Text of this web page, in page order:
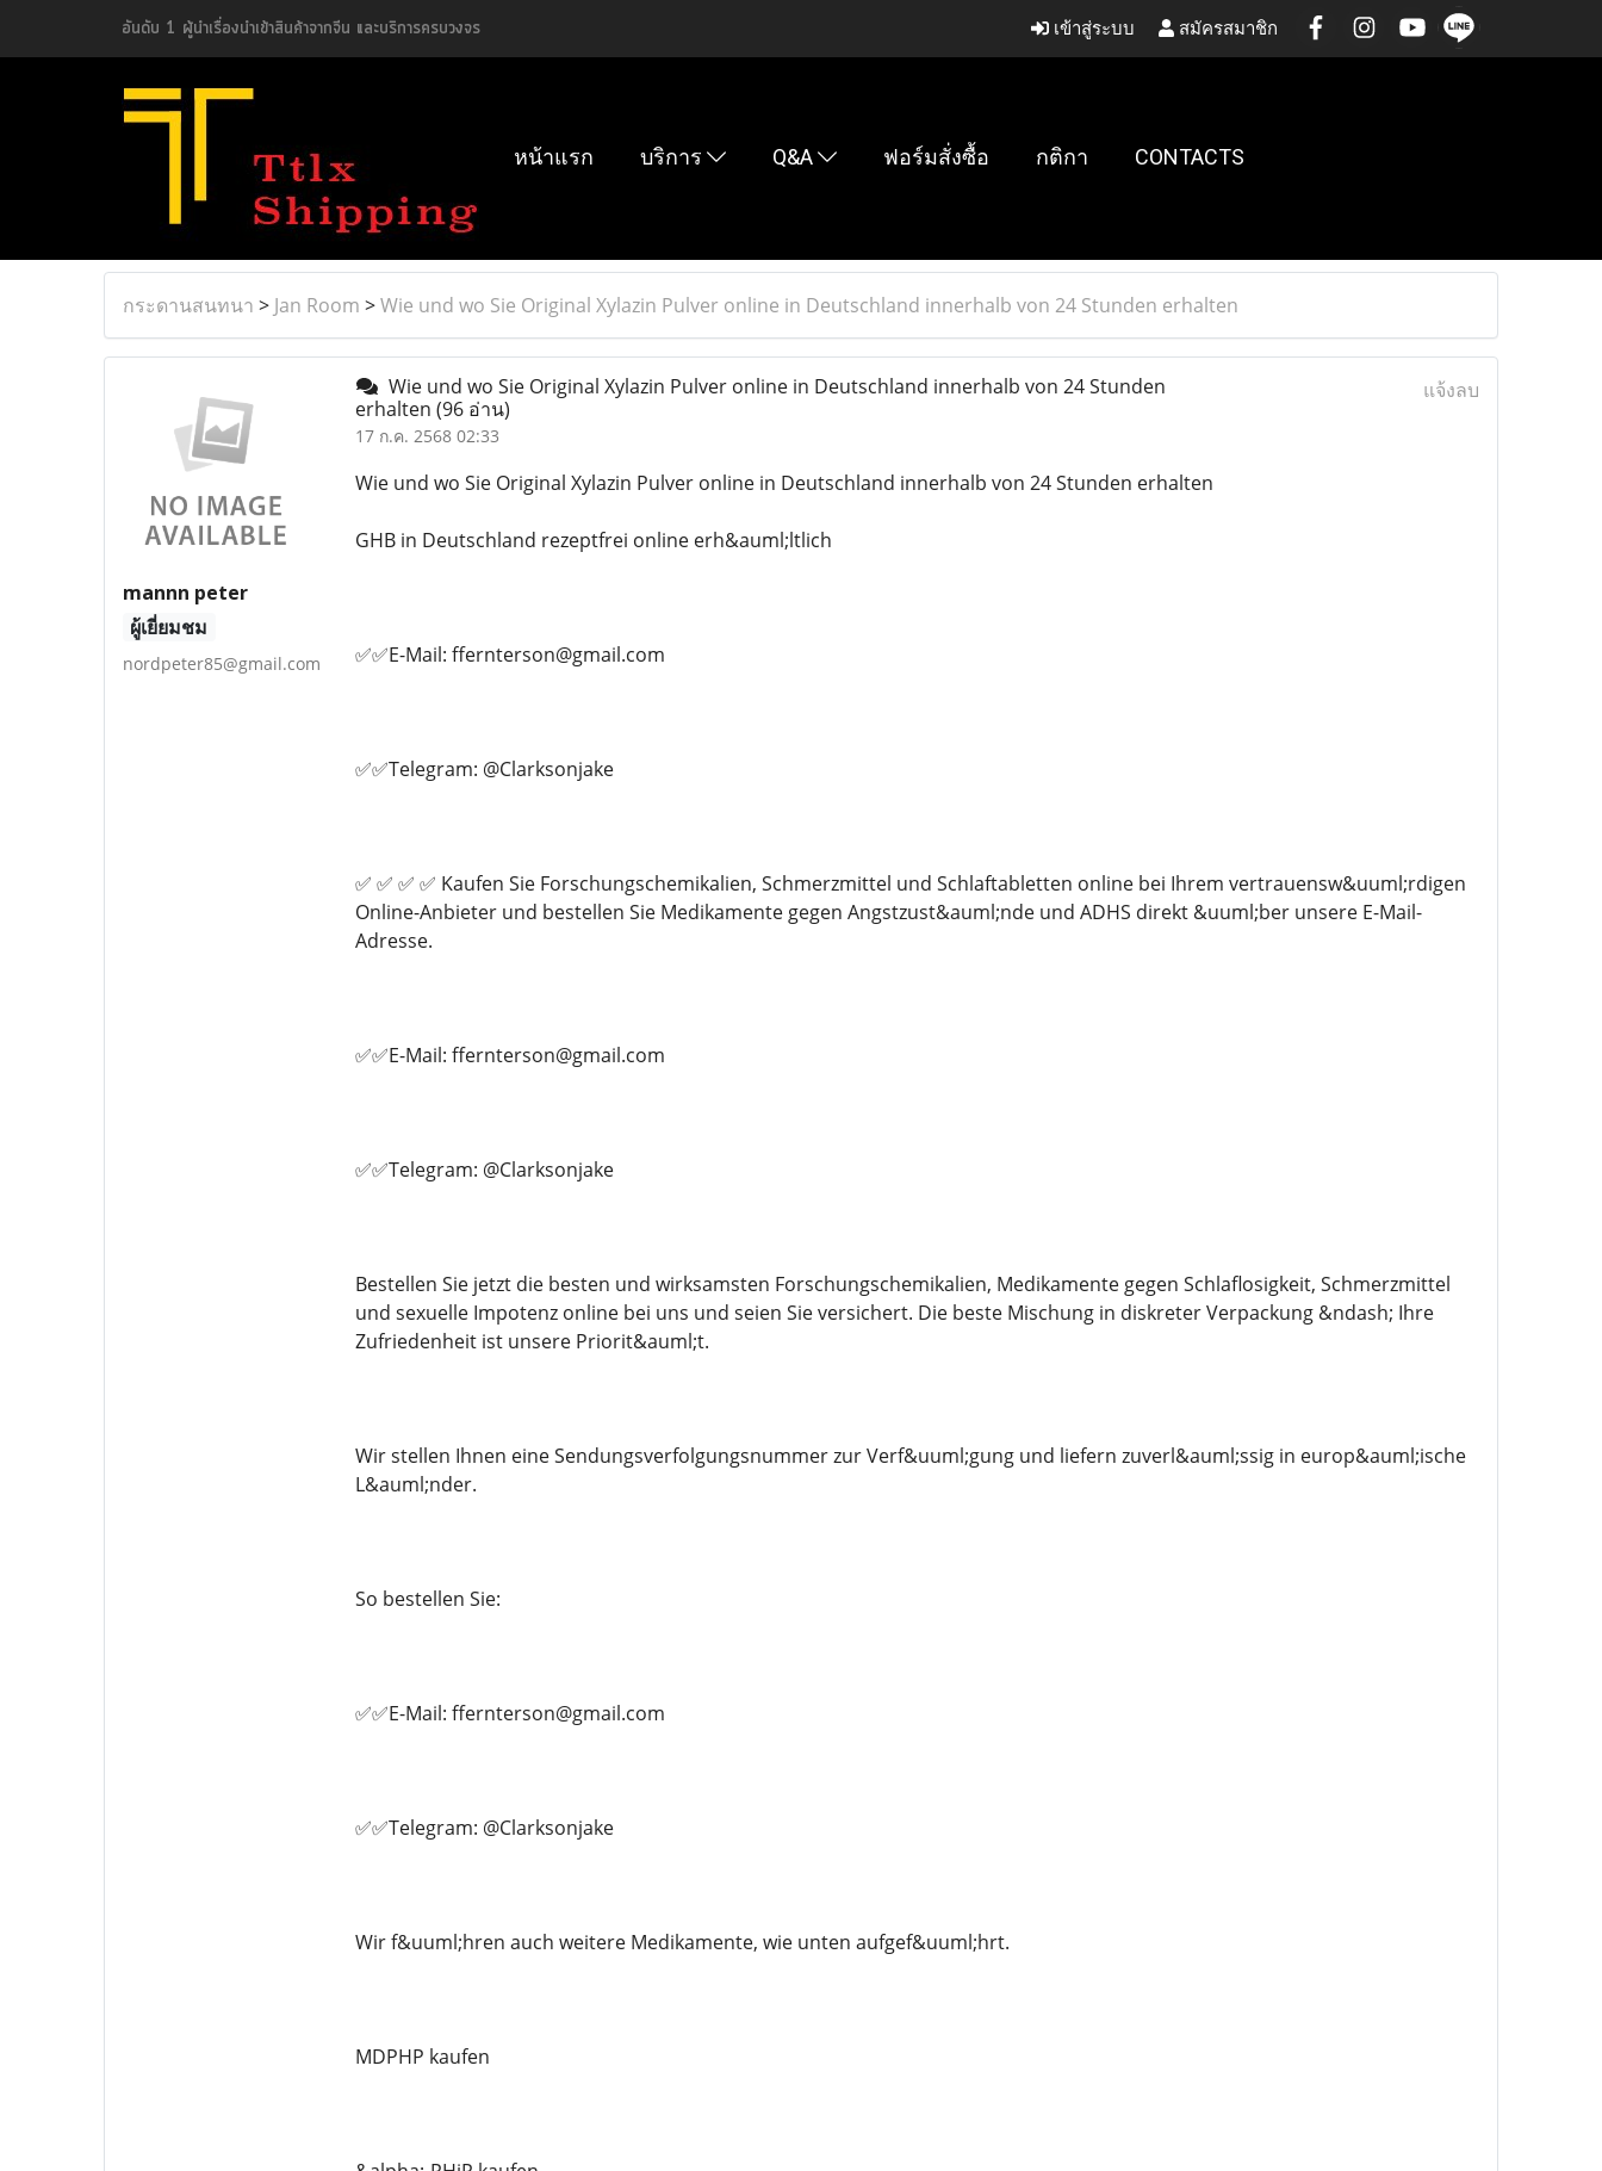
อันดับ 1 ผู้นำเรื่องนำเข้าสินค้าจากจีน และบริการครบวงจร เข้าสู่ระบบ สมัครสมาชิก
หน้าแรก บริการ Q&A ฟอร์มสั่งซื้อ กติกา CONTACTS
กระดานสนทนา > Jan Room >Wie und wo Sie Original Xylazin Pulver online in Deutschland innerhalb von 24 Stunden erhalten
mannn peter
ผู้เยี่ยมชม
nordpeter85@gmail.com
Wie und wo Sie Original Xylazin Pulver online in Deutschland innerhalb von 24 Stunden
erhalten (96 อ่าน)
17 ก.ค. 2568 02:33
แจ้งลบ
Wie und wo Sie Original Xylazin Pulver online in Deutschland innerhalb von 24 Stunden erhalten
GHB in Deutschland rezeptfrei online erh&auml;ltlich
✅✅E-Mail: ffernterson@gmail.com
✅✅Telegram: @Clarksonjake
✅ ✅ ✅ ✅ Kaufen Sie Forschungschemikalien, Schmerzmittel und Schlaftabletten online bei Ihrem vertrauensw&uuml;rdigen
Online-Anbieter und bestellen Sie Medikamente gegen Angstzust&auml;nde und ADHS direkt &uuml;ber unsere E-Mail-
Adresse.
✅✅E-Mail: ffernterson@gmail.com
✅✅Telegram: @Clarksonjake
Bestellen Sie jetzt die besten und wirksamsten Forschungschemikalien, Medikamente gegen Schlaflosigkeit, Schmerzmittel
und sexuelle Impotenz online bei uns und seien Sie versichert. Die beste Mischung in diskreter Verpackung &ndash; Ihre
Zufriedenheit ist unsere Priorit&auml;t.
Wir stellen Ihnen eine Sendungsverfolgungsnummer zur Verf&uuml;gung und liefern zuverl&auml;ssig in europ&auml;ische
L&auml;nder.
So bestellen Sie:
✅✅E-Mail: ffernterson@gmail.com
✅✅Telegram: @Clarksonjake
Wir f&uuml;hren auch weitere Medikamente, wie unten aufgef&uuml;hrt.
MDPHP kaufen